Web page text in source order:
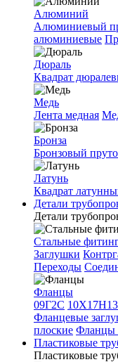
Алюминий
Алюминиевый
алюминиевые
Дюраль
Квадрат
Медь
Лента медная
Бронза
Бронзовый
Латунь
Квадрат
Детали
Детали
Стальные
Заглушки
Переходы
Фланцы
09Г2С
Фланцевые
плоские Фланцы
Пластиковые
Пластиковые